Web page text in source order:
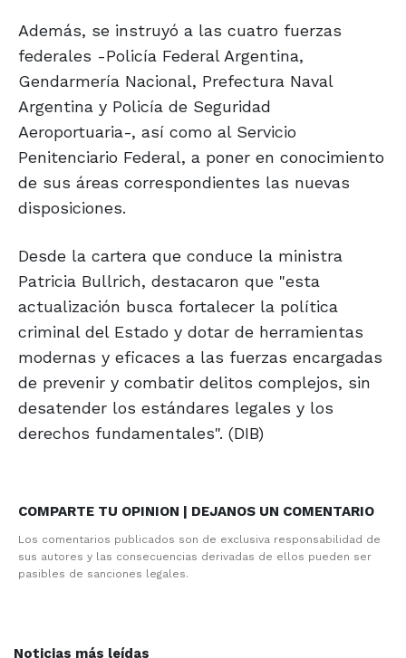
Además, se instruyó a las cuatro fuerzas
federales -Policía Federal Argentina,
Gendarmería Nacional, Prefectura Naval
Argentina y Policía de Seguridad
Aeroportuaria-, así como al Servicio
Penitenciario Federal, a poner en conocimiento
de sus áreas correspondientes las nuevas
disposiciones.
Desde la cartera que conduce la ministra
Patricia Bullrich, destacaron que "esta
actualización busca fortalecer la política
criminal del Estado y dotar de herramientas
modernas y eficaces a las fuerzas encargadas
de prevenir y combatir delitos complejos, sin
desatender los estándares legales y los
derechos fundamentales". (DIB)
COMPARTE TU OPINION | DEJANOS UN COMENTARIO
Los comentarios publicados son de exclusiva responsabilidad de
sus autores y las consecuencias derivadas de ellos pueden ser
pasibles de sanciones legales.
Noticias más leídas